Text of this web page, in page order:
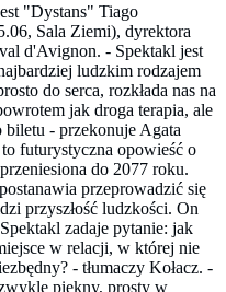
"Dystans" Tiago
Sala Ziemi), dyrektora
d'Avignon. - Spektakl jest
ludzkim rodzajem
do serca, rozkłada nas na
jak droga terapia, ale
biletu - przekonuje Agata
futurystyczna opowieść o
do 2077 roku.
przeprowadzić się
przyszłość ludzkości. On
zadaje pytanie: jak
w relacji, w której nie
- tłumaczy Kołacz. -
piękny, prosty w